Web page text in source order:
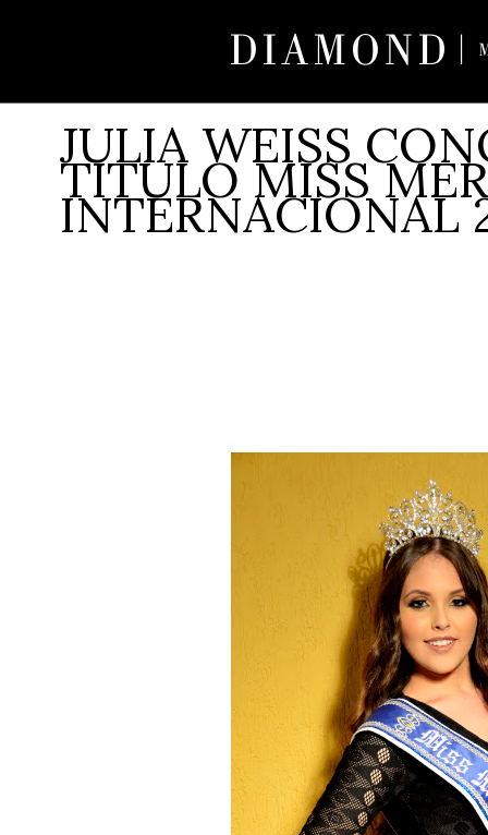
JULIA WEISS
TITULO MISS
INTERNACIONAL